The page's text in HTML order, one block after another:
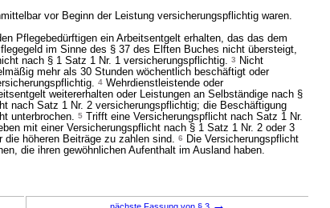
vor Beginn der Leistung versicherungspflichtig waren.
Pflegebedürftigen ein Arbeitsentgelt erhalten, das das dem
im Sinne des § 37 des Elften Buches nicht übersteigt,
nach § 1 Satz 1 Nr. 1 versicherungspflichtig. 3
Nicht
mehr als 30 Stunden wöchentlich beschäftigt oder
4 Wehrdienstleistende oder
weitererhalten oder Leistungen an Selbständige nach §
nach Satz 1 Nr. 2 versicherungspflichtig; die Beschäftigung
unterbrochen. 5
Trifft eine Versicherungspflicht nach Satz 1 Nr.
mit einer Versicherungspflicht nach § 1 Satz 1 Nr. 2 oder 3
höheren Beiträge zu zahlen sind. 6
Die Versicherungspflicht
die ihren gewöhnlichen Aufenthalt im Ausland haben.